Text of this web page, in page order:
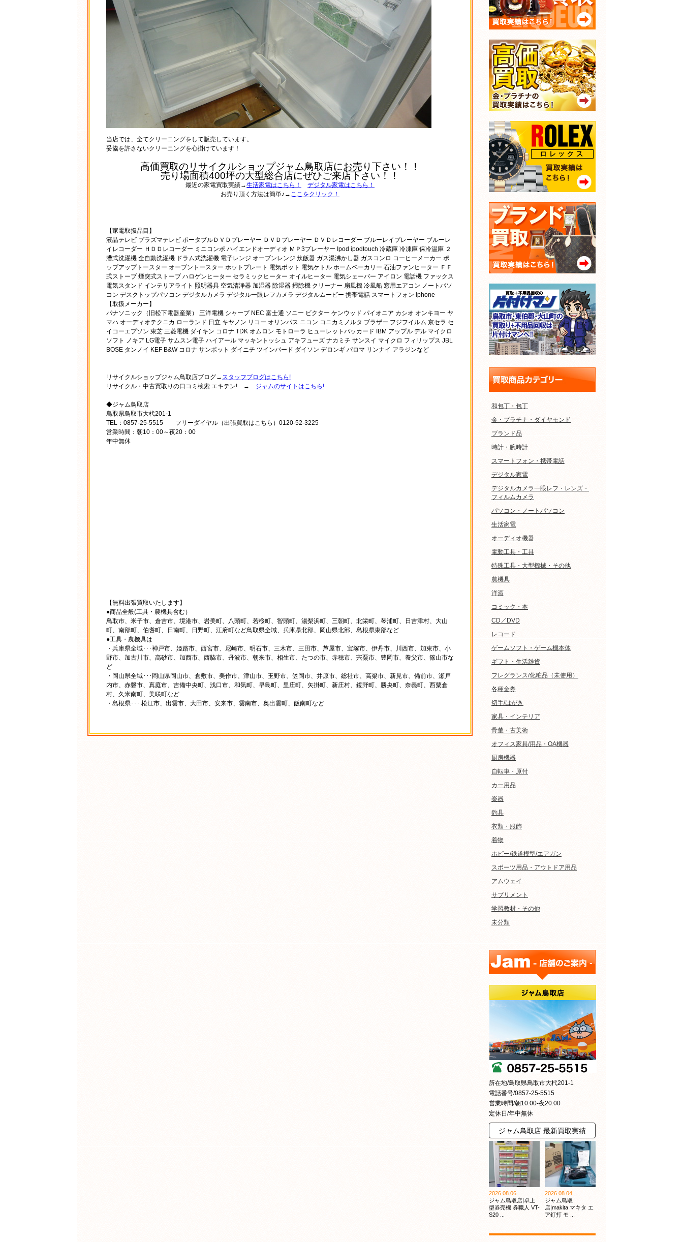
当店では、全てクリーニングをして販売しています。
妥協を許さないクリーニングを心掛けています！
高価買取のリサイクルショップジャム鳥取店にお売り下さい！！
売り場面積400坪の大型総合店にぜひご来店下さい！！
最近の家電買取実績→生活家電はこちら！
デジタル家電はこちら！
お売り頂く方法は簡単♪→ ここをクリック！
【家電取扱品目】
液晶テレビ プラズマテレビ ポータブルＤＶＤプレーヤー ＤＶＤプレーヤー ＤＶＤレコーダー ブルーレイプレーヤー ブルーレ
イレコーダー ＨＤＤレコーダー ミニコンポ ハイエンドオーディオ ＭＰ3プレーヤー Ipod ipodtouch 冷蔵庫 冷凍庫 保冷温庫 ２
漕式洗濯機 全自動洗濯機 ドラム式洗濯機 電子レンジ オーブンレンジ 炊飯器 ガス湯沸かし器 ガスコンロ コーヒーメーカー ポ
ップアップトースター オーブントースター ホットプレート 電気ポット 電気ケトル ホームベーカリー 石油ファンヒーター ＦＦ
式ストーブ 煙突式ストーブ ハロゲンヒーター セラミックヒーター オイルヒーター 電気シェーバー アイロン 電話機 ファックス
電気スタンド インテリアライト 照明器具 空気清浄器 加湿器 除湿器 掃除機 クリーナー 扇風機 冷風船 窓用エアコン ノートパソ
コン デスクトップパソコン デジタルカメラ デジタル一眼レフカメラ デジタルムービー 携帯電話 スマートフォン iphone
【取扱メーカー】
パナソニック（旧松下電器産業） 三洋電機 シャープ NEC 富士通 ソニー ビクター ケンウッド パイオニア カシオ オンキヨー ヤ
マハ オーディオテクニカ ローランド 日立 キヤノン リコー オリンパス ニコン コニカミノルタ ブラザー フジフイルム 京セラ セ
イコーエプソン 東芝 三菱電機 ダイキン コロナ TDK オムロン モトローラ ヒューレットパッカード IBM アップル デル マイクロ
ソフト ノキア LG電子 サムスン電子 ハイアール マッキントッシュ アキフューズ ナカミチ サンスイ マイクロ フィリップス JBL
BOSE タンノイ KEF B&W コロナ サンポット ダイニチ ツインバード ダイソン デロンギ パロマ リンナイ アラジンなど
リサイクルショップジャム鳥取店ブログ→ スタッフブログはこちら!
リサイクル・中古買取りの口コミ検索 エキテン! → ジャムのサイトはこちら!
◆ジャム鳥取店
鳥取県鳥取市大杙201-1
TEL：0857-25-5515 フリーダイヤル（出張買取はこちら）0120-52-3225
営業時間：朝10：00～夜20：00
年中無休
【無料出張買取いたします】
●商品全般(工具・農機具含む）
鳥取市、米子市、倉吉市、境港市、岩美町、八頭町、若桜町、智頭町、湯梨浜町、三朝町、北栄町、琴浦町、日吉津村、大山
町、南部町、伯耆町、日南町、日野町、江府町など鳥取県全域、兵庫県北部、岡山県北部、島根県東部など
●工具・農機具は
・兵庫県全域･･･神戸市、姫路市、西宮市、尼崎市、明石市、三木市、三田市、芦屋市、宝塚市、伊丹市、川西市、加東市、小
野市、加古川市、高砂市、加西市、西脇市、丹波市、朝来市、相生市、たつの市、赤穂市、宍粟市、豊岡市、養父市、篠山市な
ど
・岡山県全域･･･岡山県岡山市、倉敷市、美作市、津山市、玉野市、笠岡市、井原市、総社市、高梁市、新見市、備前市、瀬戸
内市、赤磐市、真庭市、吉備中央町、浅口市、和気町、早島町、里庄町、矢掛町、新庄村、鏡野町、勝央町、奈義町、西粟倉
村、久米南町、美咲町など
・島根県･･･ 松江市、出雲市、大田市、安来市、雲南市、奥出雲町、飯南町など
和包丁・包丁
金・プラチナ・ダイヤモンド
ブランド品
時計・腕時計
スマートフォン・携帯電話
デジタル家電
デジタルカメラ一眼レフ・レンズ・
フィルムカメラ
パソコン・ノートパソコン
生活家電
オーディオ機器
電動工具・工具
特殊工具・大型機械・その他
農機具
洋酒
コミック・本
CD／DVD
レコード
ゲームソフト・ゲーム機本体
ギフト・生活雑貨
フレグランス/化粧品（未使用）
各種金券
切手/はがき
家具・インテリア
骨董・古美術
オフィス家具/用品・OA機器
厨房機器
自転車・原付
カー用品
楽器
釣具
衣類・服飾
着物
ホビー/鉄道模型/エアガン
スポーツ用品・アウトドア用品
アムウェイ
サプリメント
学習教材・その他
未分類
所在地/鳥取県鳥取市大杙201-1
電話番号/0857-25-5515
営業時間/朝10:00-夜20:00
定休日/年中無休
ジャム鳥取店 最新買取実績
2026.08.06
ジャム鳥取店|卓上
型券売機 券職人 VT-
S20 ...
2026.08.04
ジャム鳥取
店|makita マキタ エ
ア釘打 モ ...